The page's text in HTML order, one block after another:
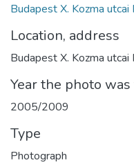
Budapest X. Kozma
Location, address
Budapest X. Kozma
Year the photo
2005/2009
Type
Photograph